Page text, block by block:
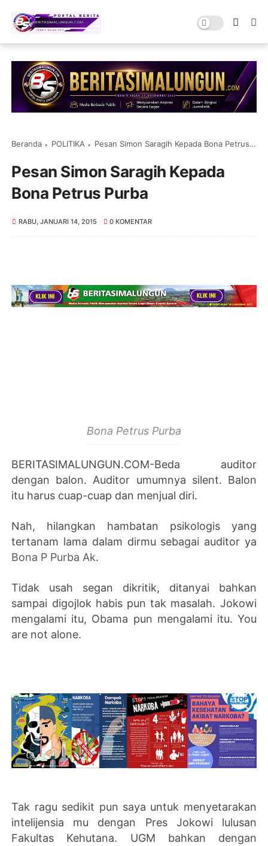
Beranda POLITIKA Pesan Simon Saragih Kepada Bona Petrus Purba
Pesan Simon Saragih Kepada
Bona Petrus Purba
RABU, JANUARI 14, 2015 0 KOMENTAR
Bona Petrus Purba
BERITASIMALUNGUN.COM-Beda auditor
dengan balon. Auditor umumnya silent. Balon
itu harus cuap-cuap dan menjual diri.
Nah, hilangkan hambatan psikologis yang
tertanam lama dalam dirmu sebagai auditor ya
Bona P Purba Ak.
Tidak usah segan dikritik, ditanyai bahkan
sampai digojlok habis pun tak masalah. Jokowi
mengalami itu, Obama pun mengalami itu. You
are not alone.
Tak ragu sedikit pun saya untuk menyetarakan
intelijensia mu dengan Pres Jokowi lulusan
Fakultas Kehutana. UGM bahkan dengan